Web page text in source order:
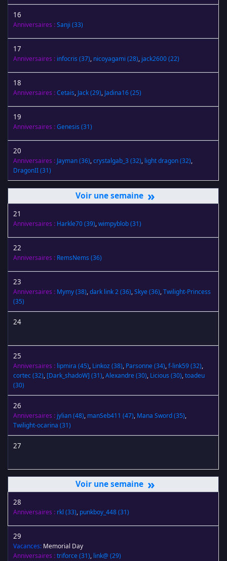
16
Anniversaires :Sanji (33)
17
Anniversaires : infocris (37), nicoyagami (28), jack2600(22)
18
Anniversaires :Cetais, Jack(29), Jadina16(25)
19
Anniversaires :Genesis (31)
20
Anniversaires : Jayman(36),crystalgab_3(32), light dragon(32),
DragonII(31)
»
21
Anniversaires : Harkle70(39),wimpyblob(31)
22
Anniversaires : RemsNems (36)
23
Anniversaires : Mymy(38),dark link 2(36),Skye(36),Twilight-Princess
(35)
24
25
Anniversaires : lipmira (45), Linkoz(38), Parsonne(34),f-link59(32),
cortec(32), [Dark_shadoW] (31),Alexandre(30), Licious (30),toadeu
(30)
26
Anniversaires : jylian(48), manSeb411 (47), Mana Sword(35),
Twilight-ocarina (31)
27
»
28
Anniversaires : rkl (33), punkboy_448(31)
29
Vacances: Memorial Day
Anniversaires :triforce(31), link@ (29)